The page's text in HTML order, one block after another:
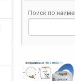
Поиск по